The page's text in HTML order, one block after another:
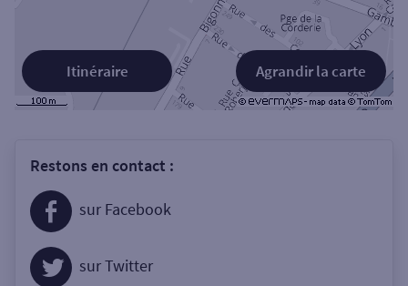
Agrandir la carte
Itinéraire
Restons en contact :
sur Facebook
sur Twitter